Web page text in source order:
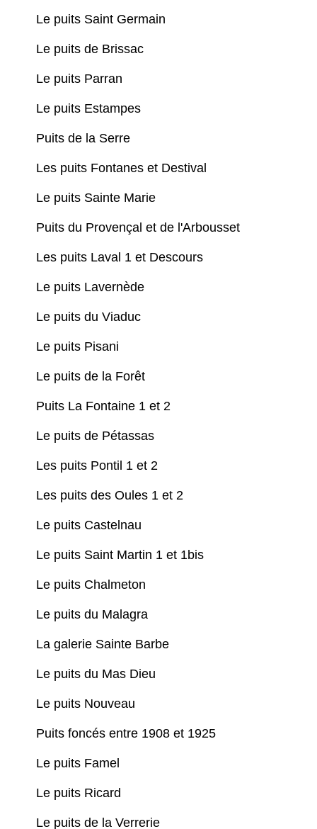
Le puits Saint Germain
Le puits de Brissac
Le puits Parran
Le puits Estampes
Puits de la Serre
Les puits Fontanes et Destival
Le puits Sainte Marie
Puits du Provençal et de l'Arbousset
Les puits Laval 1 et Descours
Le puits Lavernède
Le puits du Viaduc
Le puits Pisani
Le puits de la Forêt
Puits La Fontaine 1 et 2
Le puits de Pétassas
Les puits Pontil 1 et 2
Les puits des Oules 1 et 2
Le puits Castelnau
Le puits Saint Martin 1 et 1bis
Le puits Chalmeton
Le puits du Malagra
La galerie Sainte Barbe
Le puits du Mas Dieu
Le puits Nouveau
Puits foncés entre 1908 et 1925
Le puits Famel
Le puits Ricard
Le puits de la Verrerie